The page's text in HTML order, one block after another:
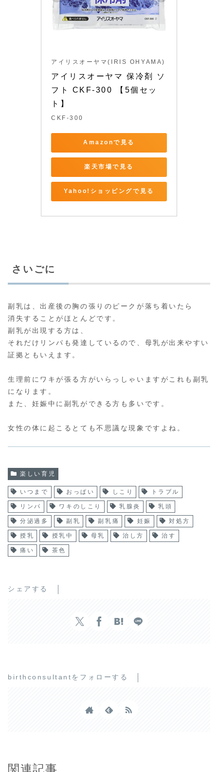
アイリスオーヤマ(IRIS OHYAMA)
アイリスオーヤマ 保冷剤 ソ
フト CKF-300 【5個セッ
ト】
CKF-300
Amazonで見る
楽天市場で見る
Yahoo!ショッピングで見る
さいごに
副乳は、出産後の胸の張りのピークが落ち着いたら
消失することがほとんどです。
副乳が出現する方は、
それだけリンパも発達しているので、母乳が出来やすい
証拠ともいえます。
生理前にワキが張る方がいらっしゃいますがこれも副乳
になります。
また、妊娠中に副乳ができる方も多いです。
女性の体に起こるとても不思議な現象ですよね。
楽しい育児
いつまで おっぱい しこり トラブル
リンパ ワキのしこり 乳腺炎 乳頭
分泌過多 副乳 副乳痛 妊娠 対処方
授乳 授乳中 母乳 治し方 治す
痛い 茶色
シェアする
birthconsultantをフォローする
関連記事